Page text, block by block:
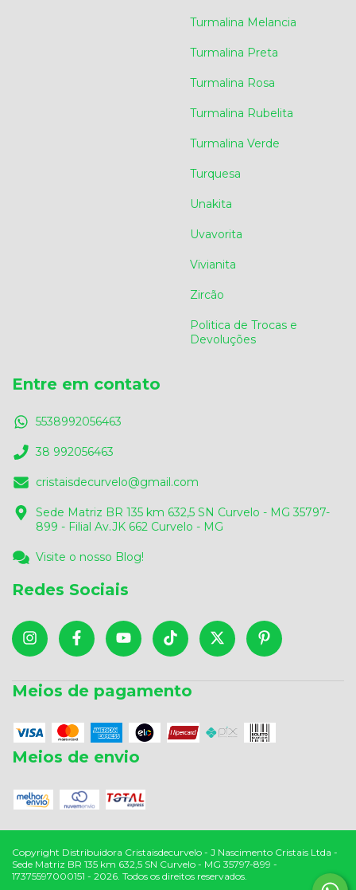
Turmalina Melancia
Turmalina Preta
Turmalina Rosa
Turmalina Rubelita
Turmalina Verde
Turquesa
Unakita
Uvavorita
Vivianita
Zircão
Politica de Trocas e
Devoluções
Entre em contato
5538992056463
38 992056463
cristaisdecurvelo@gmail.com
Sede Matriz BR 135 km 632,5 SN Curvelo - MG 35797-
899 - Filial Av.JK 662 Curvelo - MG
Visite o nosso Blog!
Redes Sociais
Meios de pagamento
Meios de envio
Copyright Distribuidora Cristaisdecurvelo - J Nascimento Cristais Ltda -
Sede Matriz BR 135 km 632,5 SN Curvelo - MG 35797-899 -
17375597000151 - 2026. Todos os direitos reservados.